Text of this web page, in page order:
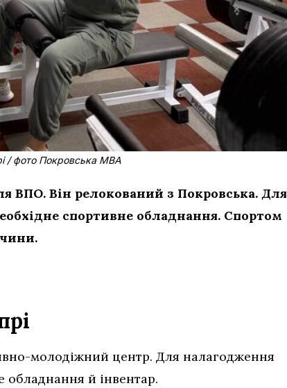
/ фото Покровська МВА
ВПО. Він релокований з Покровська. Для
спортивне обладнання. Спортом
молодіжний центр. Для налагодження
обладнання й інвентар.